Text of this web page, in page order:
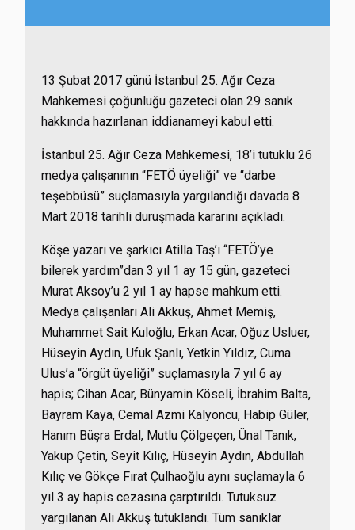
13 Şubat 2017 günü İstanbul 25. Ağır Ceza
Mahkemesi çoğunluğu gazeteci olan 29 sanık
hakkında hazırlanan iddianameyi kabul etti.
İstanbul 25. Ağır Ceza Mahkemesi, 18’i tutuklu 26
medya çalışanının “FETÖ üyeliği” ve “darbe
teşebbüsü” suçlamasıyla yargılandığı davada 8
Mart 2018 tarihli duruşmada kararını açıkladı.
Köşe yazarı ve şarkıcı Atilla Taş’ı “FETÖ’ye
bilerek yardım”dan 3 yıl 1 ay 15 gün, gazeteci
Murat Aksoy’u 2 yıl 1 ay hapse mahkum etti.
Medya çalışanları Ali Akkuş, Ahmet Memiş,
Muhammet Sait Kuloğlu, Erkan Acar, Oğuz Usluer,
Hüseyin Aydın, Ufuk Şanlı, Yetkin Yıldız, Cuma
Ulus’a “örgüt üyeliği” suçlamasıyla 7 yıl 6 ay
hapis; Cihan Acar, Bünyamin Köseli, İbrahim Balta,
Bayram Kaya, Cemal Azmi Kalyoncu, Habip Güler,
Hanım Büşra Erdal, Mutlu Çölgeçen, Ünal Tanık,
Yakup Çetin, Seyit Kılıç, Hüseyin Aydın, Abdullah
Kılıç ve Gökçe Fırat Çulhaoğlu aynı suçlamayla 6
yıl 3 ay hapis cezasına çarptırıldı. Tutuksuz
yargılanan Ali Akkuş tutuklandı. Tüm sanıklar